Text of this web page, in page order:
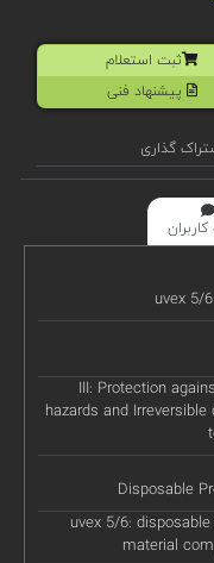
ثبت استعلام
پیشنهاد فنی
گذاری
uvex 5/
III: Protection
hazards and
Disposable
uvex 5/6:
material